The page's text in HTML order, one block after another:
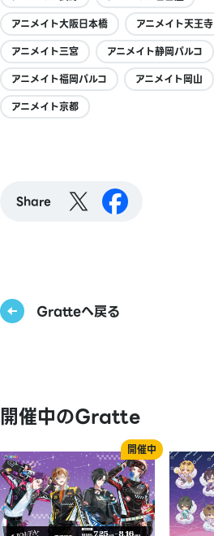
アニメイト大阪日本橋
アニメイト天王寺
アニメイト三宮
アニメイト静岡パルコ
アニメイト福岡パルコ
アニメイト岡山
アニメイト京都
Share
Gratteへ戻る
開催中のGratte